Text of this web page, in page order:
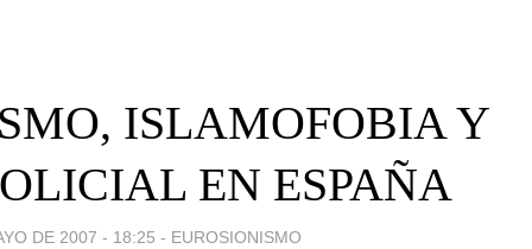
ISLAMOFOBIA Y
EN ESPAÑA
DE 2007 - 18:25 - EUROSIONISMO